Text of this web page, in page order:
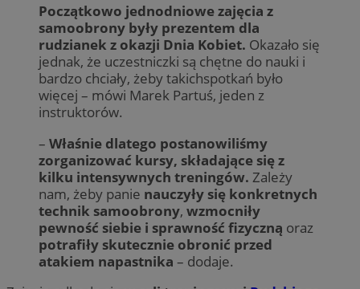
Początkowo jednodniowe zajęcia z
samoobrony były prezentem dla
rudzianek z okazji Dnia Kobiet. Okazało się
jednak, że uczestniczki są chętne do nauki i
bardzo chciały, żeby takichspotkań było
więcej – mówi Marek Partuś, jeden z
instruktorów.
– Właśnie dlatego postanowiliśmy
zorganizować kursy, składające się z
kilku intensywnych treningów. Zależy
nam, żeby panie nauczyły się konkretnych
technik samoobrony, wzmocniły
pewność siebie i sprawność fizyczną oraz
potrafiły skutecznie obronić przed
atakiem napastnika – dodaje.